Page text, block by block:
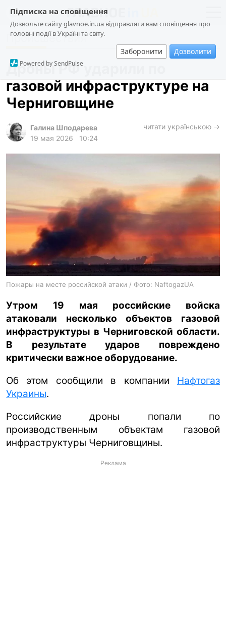
Підписка на сповіщення
Дозвольте сайту glavnoe.in.ua відправляти вам сповіщення про
головні події в Україні та світу.
Заборонити Дозволити
Powered by SendPulse
новости
о проекте
общество
происшествия
архив
gambling
ua ru en
Происшествия
Дроны РФ ударили по
газовой инфраструктуре на
Черниговщине
Галина Шподарева
19 мая 2026
10:24
читати українською →
Пожары на месте российской атаки / Фото: NaftogazUA
Утром 19 мая российские войска
атаковали несколько объектов газовой
инфраструктуры в Черниговской области.
В результате ударов повреждено
критически важное оборудование.
Об этом сообщили в компании Нафтогаз
Украины.
Российские дроны попали по
производственным объектам газовой
инфраструктуры Черниговщины.
Реклама